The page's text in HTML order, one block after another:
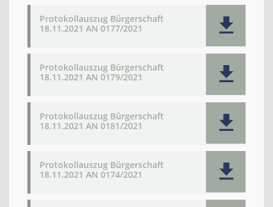
Protokollauszug Bürgerschaft
18.11.2021 AN 0177/2021
Protokollauszug Bürgerschaft
18.11.2021 AN 0179/2021
Protokollauszug Bürgerschaft
18.11.2021 AN 0181/2021
Protokollauszug Bürgerschaft
18.11.2021 AN 0174/2021